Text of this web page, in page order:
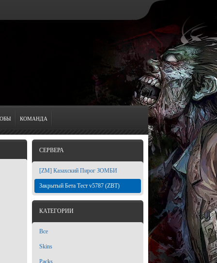
КОМАНДА
СЕРВЕРА
[ZM] Казахский Пирог ЗОМБИ
Закрытый Бета Тест v5787 (ZBT)
КАТЕГОРИИ
Все
Skins
Packs